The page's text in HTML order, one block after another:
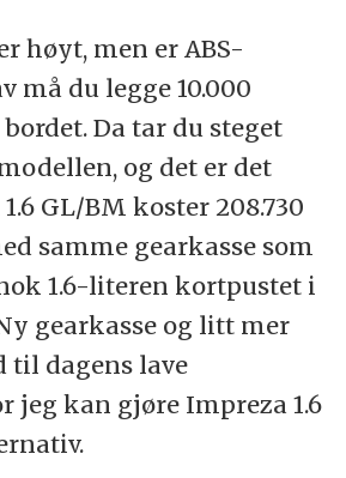
høyt, men er ABS-
må du legge 10.000
Da tar du steget
og det er det
GL/BM koster 208.730
samme gearkasse som
1.6-literen kortpustet i
gearkasse og litt mer
til dagens lave
jeg kan gjøre Impreza 1.6